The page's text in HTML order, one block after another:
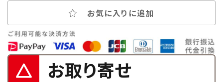
お気に入りに追加
お取り寄せ